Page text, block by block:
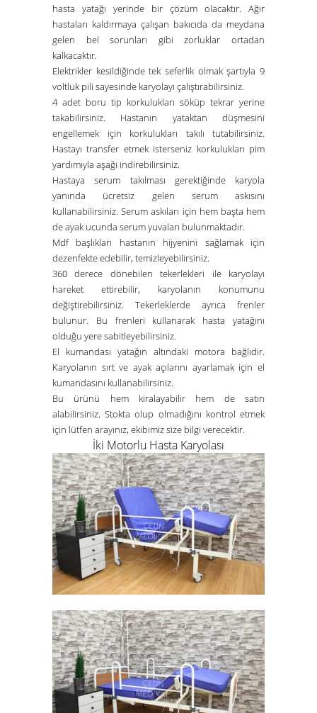
hasta yatağı yerinde bir çözüm olacaktır. Ağır
hastaları kaldırmaya çalışan bakıcıda da meydana
gelen bel sorunları gibi zorluklar ortadan
kalkacaktır.
Elektrikler kesildiğinde tek seferlik olmak şartıyla 9
voltluk pili sayesinde karyolayı çalıştırabilirsiniz.
4 adet boru tip korkulukları söküp tekrar yerine
takabilirsiniz. Hastanın yataktan düşmesini
engellemek için korkulukları takılı tutabilirsiniz.
Hastayı transfer etmek isterseniz korkulukları pim
yardımıyla aşağı indirebilirsiniz.
Hastaya serum takılması gerektiğinde karyola
yanında ücretsiz gelen serum askısını
kullanabilirsiniz. Serum askıları için hem başta hem
de ayak ucunda serum yuvaları bulunmaktadır.
Mdf başlıkları hastanın hijyenini sağlamak için
dezenfekte edebilir, temizleyebilirsiniz.
360 derece dönebilen tekerlekleri ile karyolayı
hareket ettirebilir, karyolanın konumunu
değiştirebilirsiniz. Tekerleklerde ayrıca frenler
bulunur. Bu frenleri kullanarak hasta yatağını
olduğu yere sabitleyebilirsiniz.
El kumandası yatağın altındaki motora bağlıdır.
Karyolanın sırt ve ayak açılarını ayarlamak için el
kumandasını kullanabilirsiniz.
Bu ürünü hem kiralayabilir hem de satın
alabilirsiniz. Stokta olup olmadığını kontrol etmek
için lütfen arayınız, ekibimiz size bilgi verecektir.
İki Motorlu Hasta Karyolası